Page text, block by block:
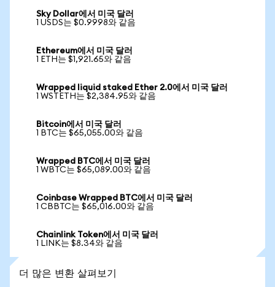
Sky Dollar에서 미국 달러
1 USDS는 $0.9998와 같음
Ethereum에서 미국 달러
1 ETH는 $1,921.65와 같음
Wrapped liquid staked Ether 2.0에서 미국 달러
1 WSTETH는 $2,384.95와 같음
Bitcoin에서 미국 달러
1 BTC는 $65,055.00와 같음
Wrapped BTC에서 미국 달러
1 WBTC는 $65,089.00와 같음
Coinbase Wrapped BTC에서 미국 달러
1 CBBTC는 $65,016.00와 같음
Chainlink Token에서 미국 달러
1 LINK는 $8.34와 같음
더 많은 변환 살펴보기